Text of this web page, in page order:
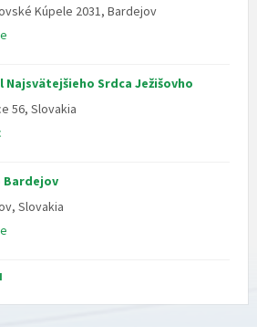
Kúpele 2031, Bardejov
Najsvätejšieho Srdca Ježišovho
56, Slovakia
Bardejov
Slovakia